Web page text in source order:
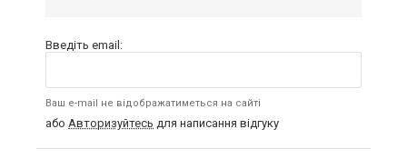
Введіть email:
Ваш e-mail не відображатиметься на сайті
або Авторизуйтесь для написання відгуку